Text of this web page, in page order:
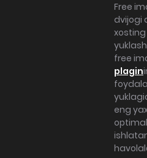
Free
dvijogi
free
plagin
eng